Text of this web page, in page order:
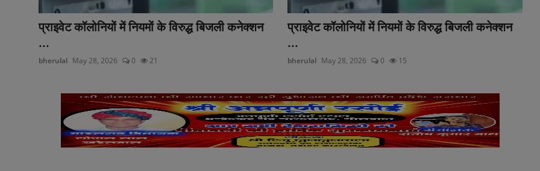
प्राइवेट कॉलोनियों में नियमों के विरुद्ध बिजली कनेक्शन
...
bherulal May 28, 2026 0 21
प्राइवेट कॉलोनियों में नियमों के विरुद्ध बिजली कनेक्शन
...
bherulal May 28, 2026 0 15